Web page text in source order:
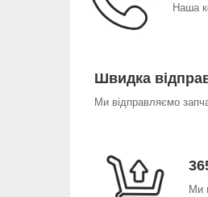
Наша
Швидка
Ми відправляємо
Ми